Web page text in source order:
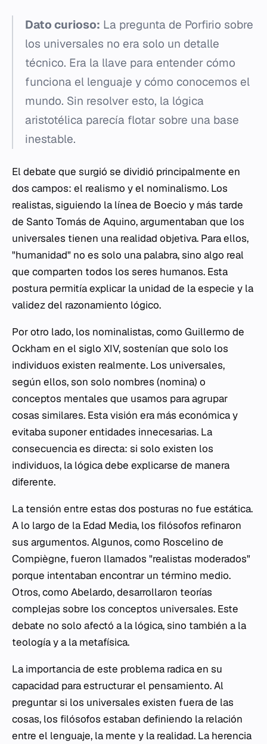
Dato curioso: La pregunta de Porfirio sobre
los universales no era solo un detalle
técnico. Era la llave para entender cómo
funciona el lenguaje y cómo conocemos el
mundo. Sin resolver esto, la lógica
aristotélica parecía flotar sobre una base
inestable.
El debate que surgió se dividió principalmente en
dos campos: el realismo y el nominalismo. Los
realistas, siguiendo la línea de Boecio y más tarde
de Santo Tomás de Aquino, argumentaban que los
universales tienen una realidad objetiva. Para ellos,
"humanidad" no es solo una palabra, sino algo real
que comparten todos los seres humanos. Esta
postura permitía explicar la unidad de la especie y la
validez del razonamiento lógico.
Por otro lado, los nominalistas, como Guillermo de
Ockham en el siglo XIV, sostenían que solo los
individuos existen realmente. Los universales,
según ellos, son solo nombres (nomina) o
conceptos mentales que usamos para agrupar
cosas similares. Esta visión era más económica y
evitaba suponer entidades innecesarias. La
consecuencia es directa: si solo existen los
individuos, la lógica debe explicarse de manera
diferente.
La tensión entre estas dos posturas no fue estática.
A lo largo de la Edad Media, los filósofos refinaron
sus argumentos. Algunos, como Roscelino de
Compiègne, fueron llamados "realistas moderados"
porque intentaban encontrar un término medio.
Otros, como Abelardo, desarrollaron teorías
complejas sobre los conceptos universales. Este
debate no solo afectó a la lógica, sino también a la
teología y a la metafísica.
La importancia de este problema radica en su
capacidad para estructurar el pensamiento. Al
preguntar si los universales existen fuera de las
cosas, los filósofos estaban definiendo la relación
entre el lenguaje, la mente y la realidad. La herencia